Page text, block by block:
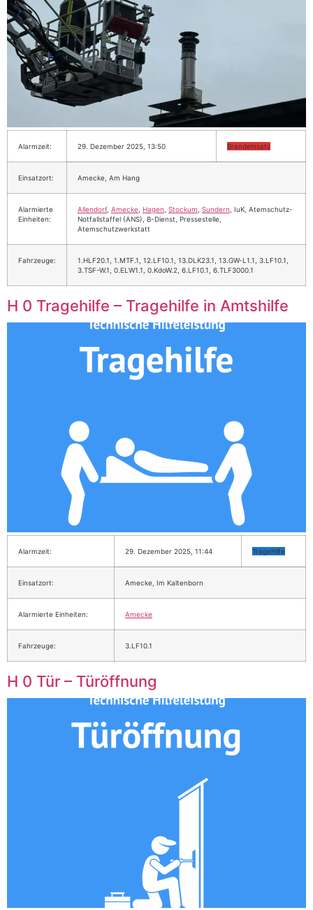
Alarmzeit: 29. Dezember 2025, 13:50 Brandeinsatz
Einsatzort: Amecke, Am Hang
Alarmierte
Einheiten:
Allendorf, Amecke Hagen Stockum Sundern , IuK, Atemschutz-
Notfallstaffel (ANS), B-Dienst, Pressestelle,
Atemschutzwerkstatt
Fahrzeuge:
1.HLF20.1, 1.MTF.1, 12.LF10.1, 13.DLK23.1, 13.GW-L1.1, 3.LF10.1,
3.TSF-W.1, 0.ELW1.1, 0.KdoW.2, 6.LF10.1, 6.TLF3000.1
H 0 Tragehilfe – Tragehilfe in Amtshilfe
Alarmzeit: 29. Dezember 2025, 11:44 Tragehilfe
Einsatzort: Amecke, Im Kaltenborn
Alarmierte Einheiten: Amecke
Fahrzeuge: 3.LF10.1
H 0 Tür – Türöffnung